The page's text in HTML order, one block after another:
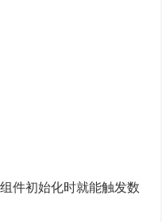
件初始化时就能触发数